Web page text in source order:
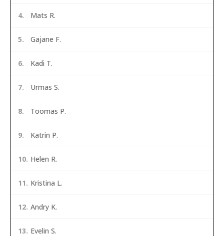
4. Mats R.
5. Gajane F.
6. Kadi T.
7. Urmas S.
8. Toomas P.
9. Katrin P.
10. Helen R.
11. Kristina L.
12. Andry K.
13. Evelin S.